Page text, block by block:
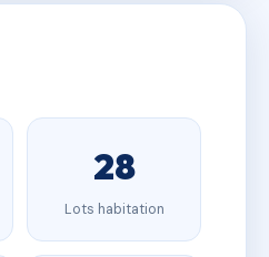
28
Lots habitation